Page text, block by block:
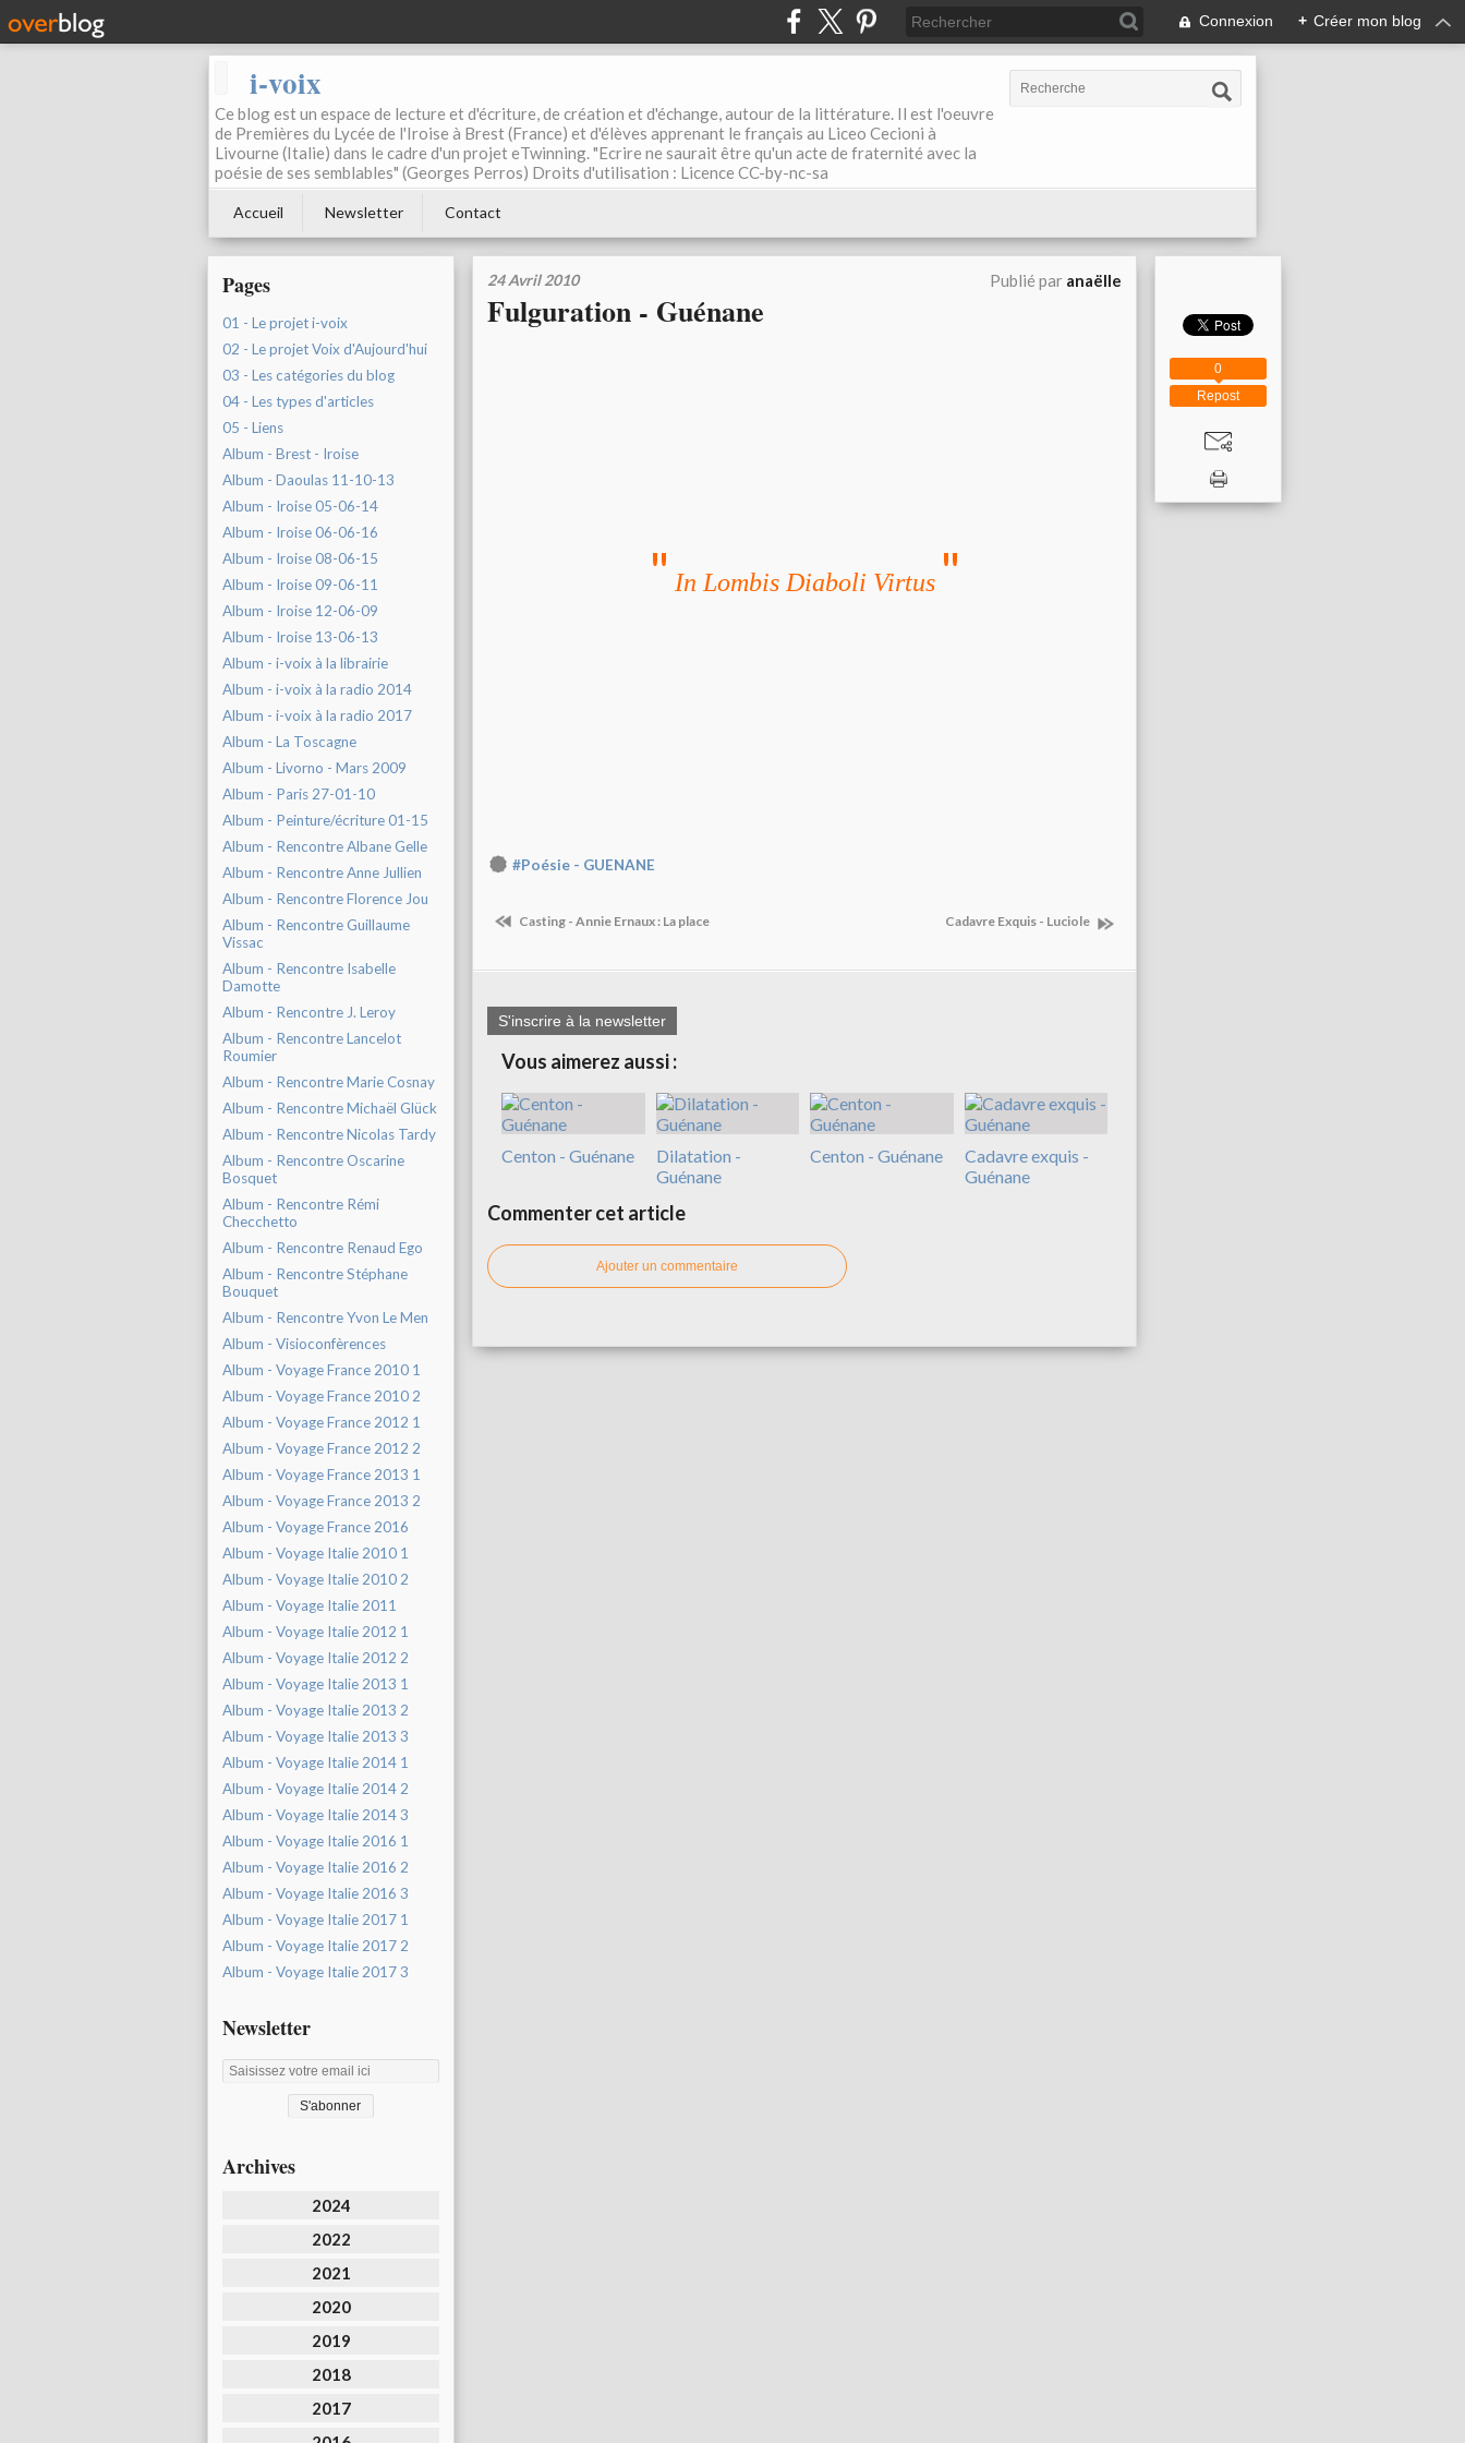
Connexion + Créer mon blog
i-voix
Ce blog est un espace de lecture et d'écriture, de création et d'échange, autour de la littérature. Il est l'oeuvre
de Premières du Lycée de l'Iroise à Brest (France) et d'élèves apprenant le français au Liceo Cecioni à
Livourne (Italie) dans le cadre d'un projet eTwinning. "Ecrire ne saurait être qu'un acte de fraternité avec la
poésie de ses semblables" (Georges Perros) Droits d'utilisation : Licence CC-by-nc-sa
Accueil Newsletter Contact
Pages
01 - Le projet i-voix
02 - Le projet Voix d'Aujourd'hui
03 - Les catégories du blog
04 - Les types d'articles
05 - Liens
Album - Brest - Iroise
Album - Daoulas 11-10-13
Album - Iroise 05-06-14
Album - Iroise 06-06-16
Album - Iroise 08-06-15
Album - Iroise 09-06-11
Album - Iroise 12-06-09
Album - Iroise 13-06-13
Album - i-voix à la librairie
Album - i-voix à la radio 2014
Album - i-voix à la radio 2017
Album - La Toscagne
Album - Livorno - Mars 2009
Album - Paris 27-01-10
Album - Peinture/écriture 01-15
Album - Rencontre Albane Gelle
Album - Rencontre Anne Jullien
Album - Rencontre Florence Jou
Album - Rencontre Guillaume
Vissac
Album - Rencontre Isabelle
Damotte
Album - Rencontre J. Leroy
Album - Rencontre Lancelot
Roumier
Album - Rencontre Marie Cosnay
Album - Rencontre Michaël Glück
Album - Rencontre Nicolas Tardy
Album - Rencontre Oscarine
Bosquet
Album - Rencontre Rémi
Checchetto
Album - Rencontre Renaud Ego
Album - Rencontre Stéphane
Bouquet
Album - Rencontre Yvon Le Men
Album - Visioconfèrences
Album - Voyage France 2010 1
Album - Voyage France 2010 2
Album - Voyage France 2012 1
Album - Voyage France 2012 2
Album - Voyage France 2013 1
Album - Voyage France 2013 2
Album - Voyage France 2016
Album - Voyage Italie 2010 1
Album - Voyage Italie 2010 2
Album - Voyage Italie 2011
Album - Voyage Italie 2012 1
Album - Voyage Italie 2012 2
Album - Voyage Italie 2013 1
Album - Voyage Italie 2013 2
Album - Voyage Italie 2013 3
Album - Voyage Italie 2014 1
Album - Voyage Italie 2014 2
Album - Voyage Italie 2014 3
Album - Voyage Italie 2016 1
Album - Voyage Italie 2016 2
Album - Voyage Italie 2016 3
Album - Voyage Italie 2017 1
Album - Voyage Italie 2017 2
Album - Voyage Italie 2017 3
Newsletter
Archives
2024
2022
2021
2020
2019
2018
2017
24 Avril 2010 Publié par anaëlle
Fulguration - Guénane
" In Lombis Diaboli Virtus "
#Poésie - GUENANE
Casting - Annie Ernaux : La place Cadavre Exquis - Luciole
S'inscrire à la newsletter
Vous aimerez aussi :
Centon - Guénane
Dilatation -
Guénane
Centon - Guénane
Cadavre exquis -
Guénane
Commenter cet article
Ajouter un commentaire
Repost
0